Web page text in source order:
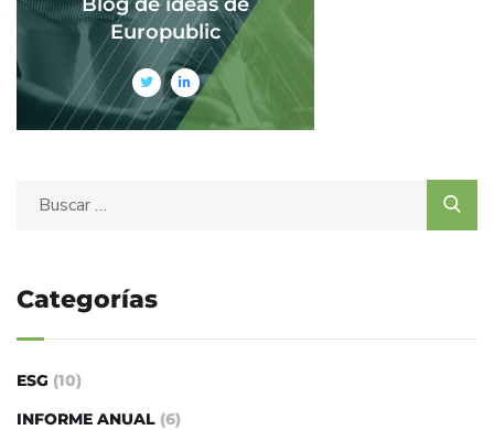
Europublic
Categorías
ESG (10)
INFORME ANUAL (6)